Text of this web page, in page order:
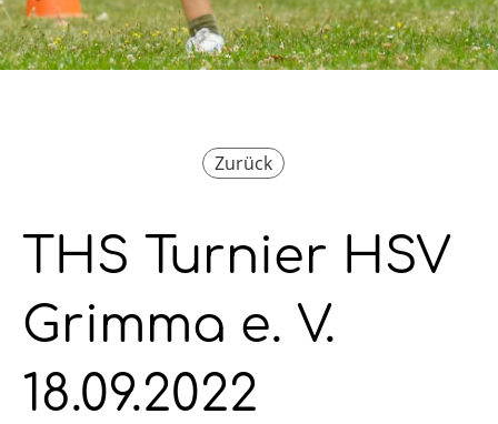
Zurück
THS Turnier HSV
Grimma e. V.
18.09.2022